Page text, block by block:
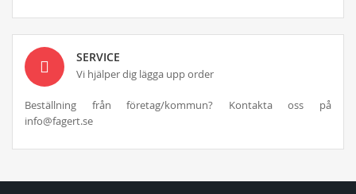
SERVICE
Vi hjälper dig lägga upp order
Beställning från företag/kommun? Kontakta oss på
info@fagert.se